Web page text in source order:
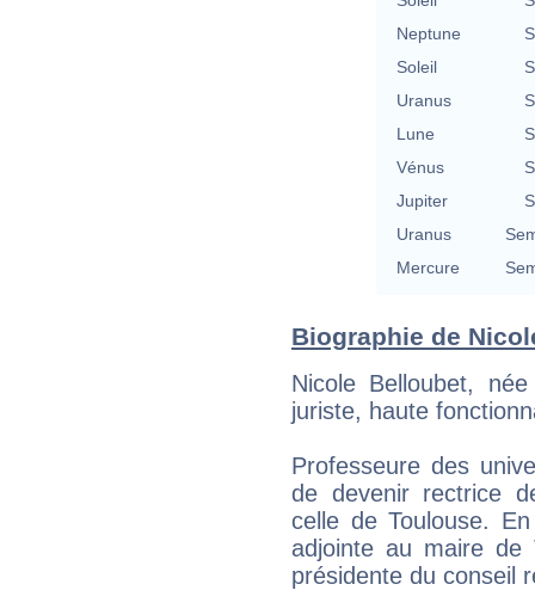
Neptune
Soleil
Uranus
Lune
Vénus
Jupiter
Uranus
Mercure
Biographie de
Nicole Belloubet,
juriste, haute
Professeure des
de devenir rectrice
celle de Toulouse.
adjointe au maire de
présidente du conseil